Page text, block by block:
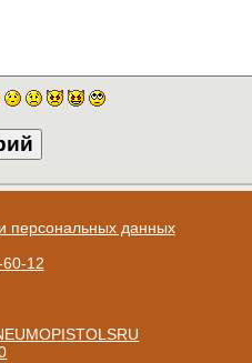
персональных данных
12